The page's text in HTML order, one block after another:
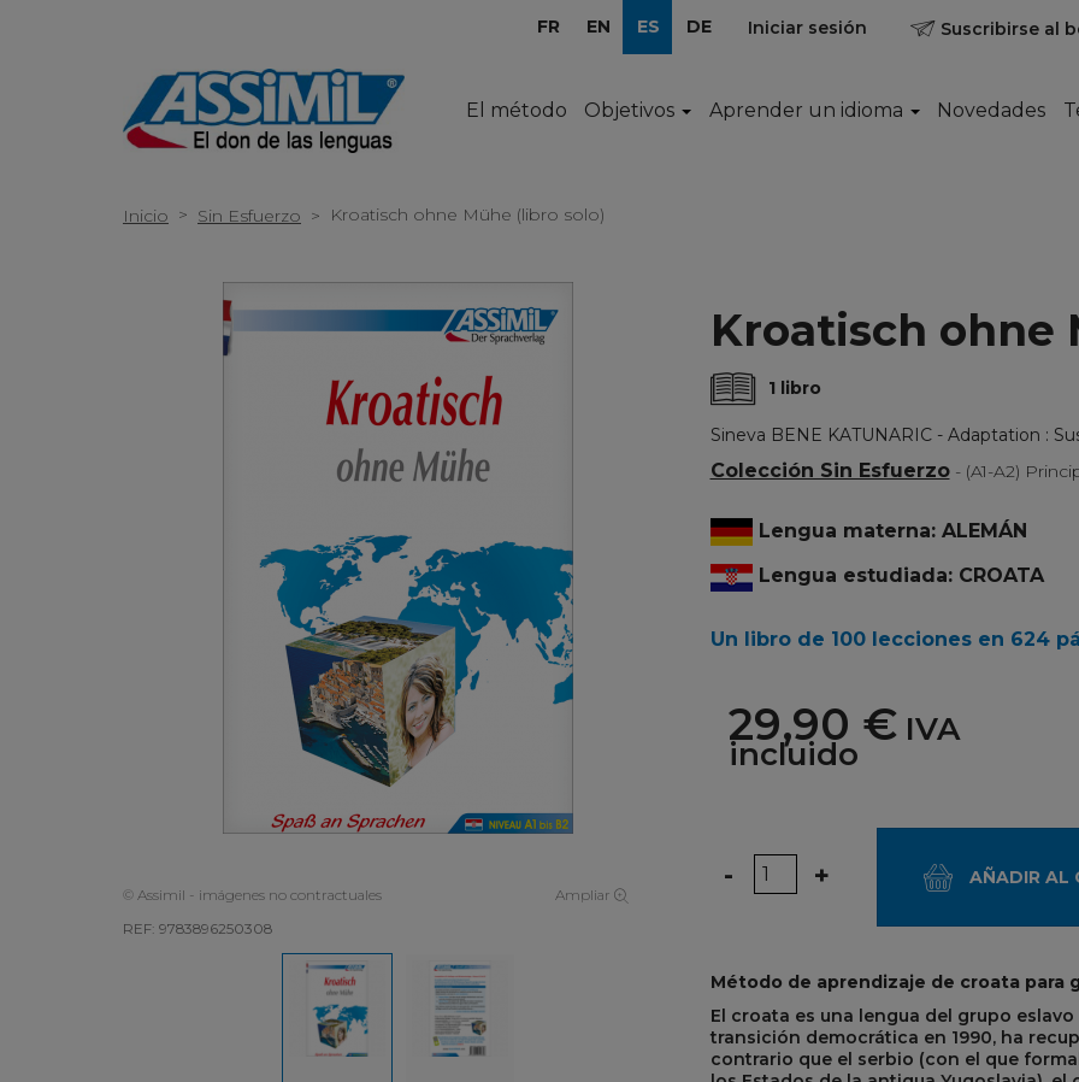
FR EN ES DE Iniciar sesión Suscribirse al
El método Objetivos Aprender un idioma Novedades
Inicio > Sin Esfuerzo > Kroatisch ohne Mühe (libro solo)
© Assimil - imágenes no contractuales
Ampliar
REF: 9783896250308
Kroatisch ohne
1 libro
Sineva BENE KATUNARIC - Adaptation :
Colección Sin Esfuerzo - (A1-A2)
Lengua materna: ALEMÁN
Lengua estudiada: CROATA
Un libro de 100 lecciones en 624
29,90 €IVA
incluido
Cantidad
- + AÑADIR AL
Método de aprendizaje de croata para
El croata es una lengua del grupo
transición democrática en 1990, ha
contrario que el serbio (con el que